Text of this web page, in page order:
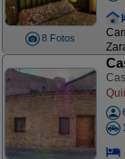
8 Fotos